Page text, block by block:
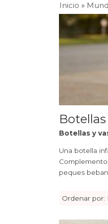
Inicio »
Botellas y
Una botella
peques
Ordenar por: